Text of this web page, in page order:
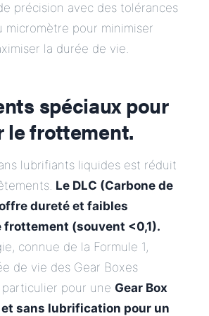
précision avec des tolérances
micromètre pour minimiser
la durée de vie.
spéciaux pour
le frottement.
lubrifiants liquides est réduit
Le DLC (Carbone de
dureté et faibles
(souvent <0,1).
connue de la Formule 1,
de vie des Gear Boxes
pour une Gear Box
sans lubrification pour un